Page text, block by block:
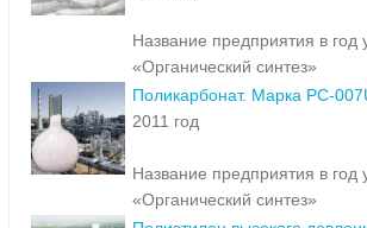
Название предприятия в год
«Органический синтез»
Поликарбонат. Марка PC-
2011 год
Название предприятия в год
«Органический синтез»